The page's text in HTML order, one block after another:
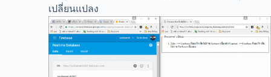
เปลี่ยนแปลง